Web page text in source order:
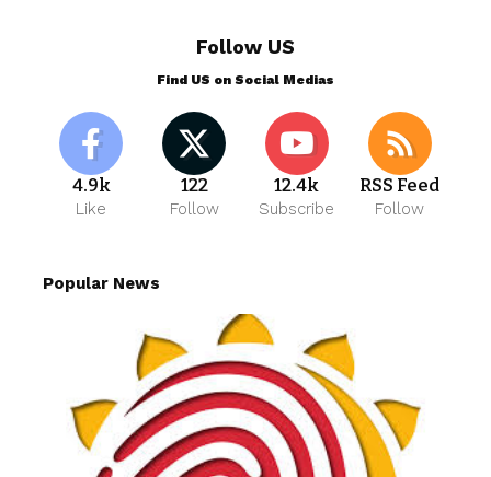
Follow US
Find US on Social Medias
4.9k
Like
122
Follow
12.4k
Subscribe
RSS Feed
Follow
Popular News